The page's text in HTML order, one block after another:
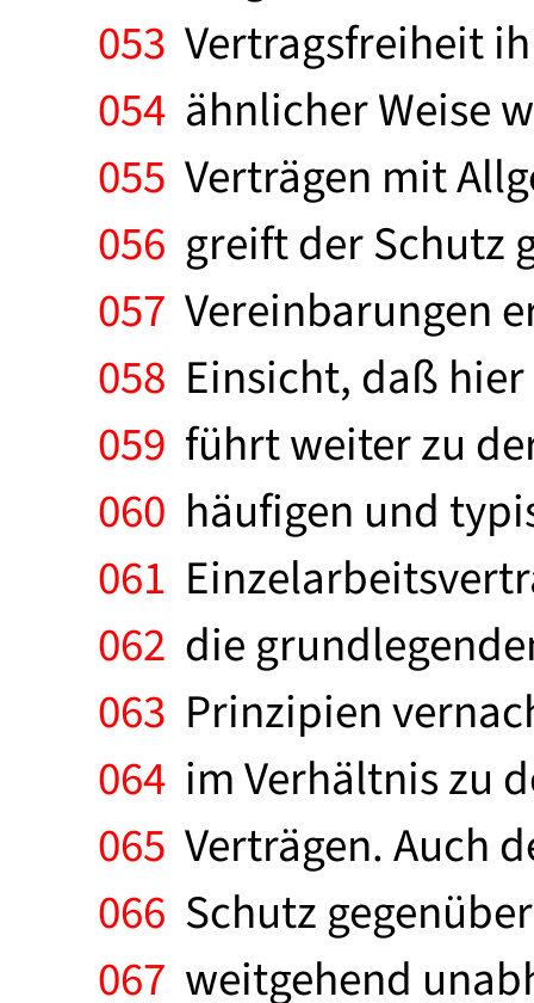
053 Vertragsfreiheit
054 ähnlicher Weise
055 Verträgen mit
056 greift der Schutz
057 Vereinbarungen
058 Einsicht, daß
059 führt weiter zu
060 häufigen und
061
062 die
063 Prinzipien
064 im Verhältnis zu
065 Verträgen. Auch
066 Schutz
067 weitgehend